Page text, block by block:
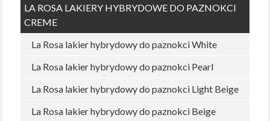
LA ROSA LAKIERY HYBRYDOWE DO PAZNOKCI
CREME
La Rosa lakier hybrydowy do paznokci White
La Rosa lakier hybrydowy do paznokci Pearl
La Rosa lakier hybrydowy do paznokci Light Beige
La Rosa lakier hybrydowy do paznokci Beige